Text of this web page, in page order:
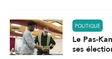
POLITIQUE
Le Pas-
ses